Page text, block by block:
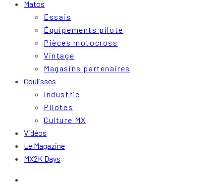
Matos
Essais
Équipements pilote
Pièces motocross
Vintage
Magasins partenaires
Coulisses
Industrie
Pilotes
Culture MX
Vidéos
Le Magazine
MX2K Days